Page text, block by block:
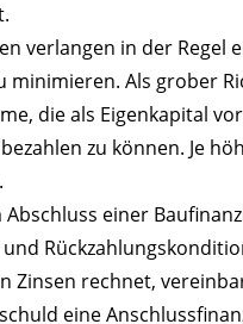
verlangen in der Regel
minimieren. Als grober
die als Eigenkapital
zu können. Je
Abschluss einer
und
Zinsen rechnet,
eine